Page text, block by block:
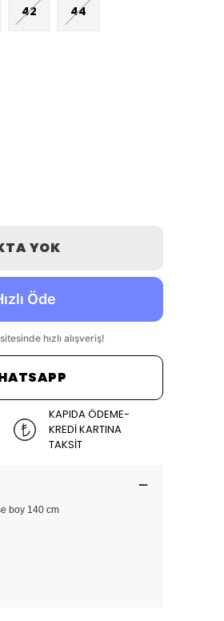
42 44
YOK
KAPIDA ÖDEME-
KREDİ KARTINA
TAKSİT
boy 140 cm